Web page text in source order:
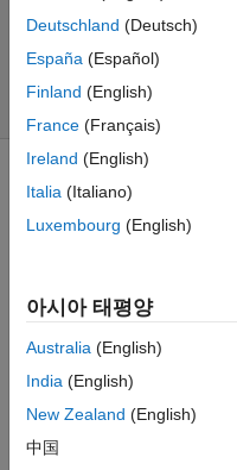
2021 8월
20
13 (30일)
정보
이
편집하거나
올리려면
질문을
다시
Deutschland (Deutsch)
España (Español)
Finland (English)
France (Français)
Ireland (English)
Italia (Italiano)
Luxembourg (English)
아시아 태평양
Australia (English)
India (English)
New Zealand (English)
中国